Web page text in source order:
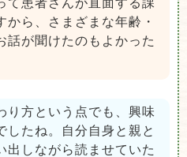
て患者さんが直面する課
から、さまざまな年齢・
話が聞けたのもよかった
り方という点でも、興味
したね。自分自身と親と
出しながら読ませていた